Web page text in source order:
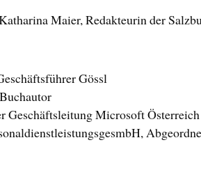
Maier, Redakteurin der
Gössl
Geschäftsleitung Microsoft Österreich